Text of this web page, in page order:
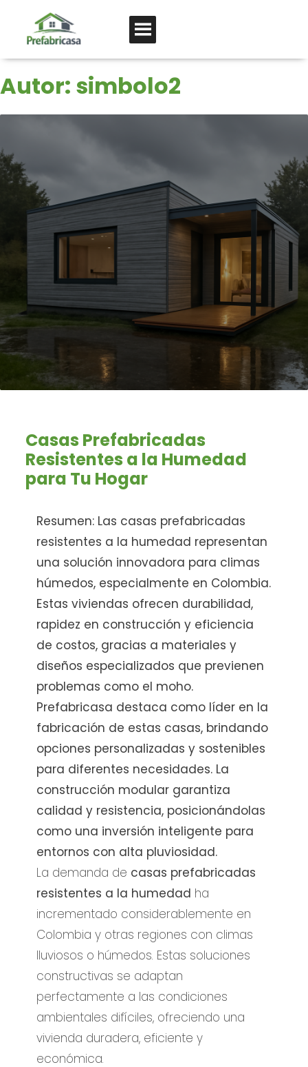
Autor: simbolo2
Casas Prefabricadas
Resistentes a la Humedad
para Tu Hogar
Resumen: Las casas prefabricadas
resistentes a la humedad representan
una solución innovadora para climas
húmedos, especialmente en Colombia.
Estas viviendas ofrecen durabilidad,
rapidez en construcción y eficiencia
de costos, gracias a materiales y
diseños especializados que previenen
problemas como el moho.
Prefabricasa destaca como líder en la
fabricación de estas casas, brindando
opciones personalizadas y sostenibles
para diferentes necesidades. La
construcción modular garantiza
calidad y resistencia, posicionándolas
como una inversión inteligente para
entornos con alta pluviosidad.
La demanda de casas prefabricadas
resistentes a la humedad ha
incrementado considerablemente en
Colombia y otras regiones con climas
lluviosos o húmedos. Estas soluciones
constructivas se adaptan
perfectamente a las condiciones
ambientales difíciles, ofreciendo una
vivienda duradera, eficiente y
económica.